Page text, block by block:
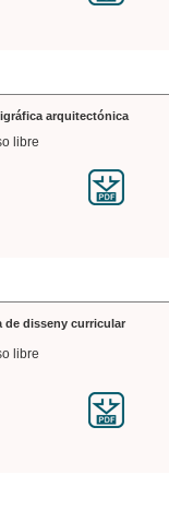
arquitectónica
libre
de disseny curricular
libre